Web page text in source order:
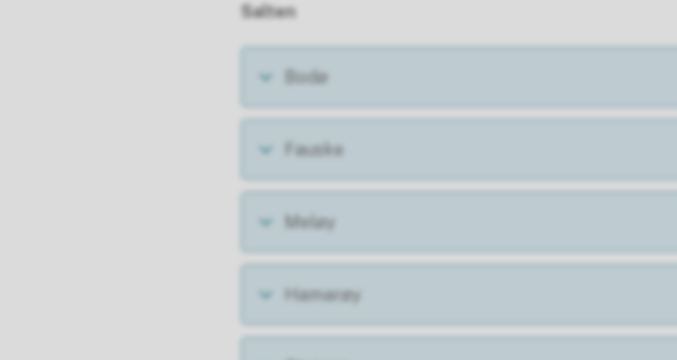
Salten
Bodø
Fauske
Meløy
Hamarøy